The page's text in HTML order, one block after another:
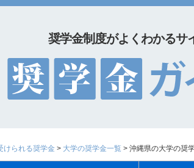
奨学金制度がよくわかるサ
けられる奨学金 > 大学の奨学金一覧 > 沖縄県の大学の奨